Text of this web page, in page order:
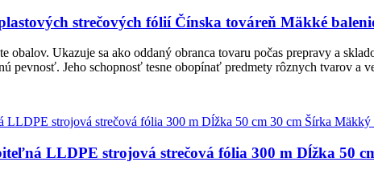
strečových fólií Čínska továreň Mäkké
obalov. Ukazuje sa ako oddaný obranca tovaru počas prepravy a
pevnosť. Jeho schopnosť tesne obopínať predmety rôznych tvarov a
LLDPE strojová strečová fólia 300 m Dĺžka 50